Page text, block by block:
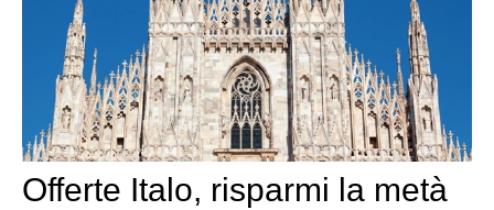
Offerte Italo, risparmi la metà